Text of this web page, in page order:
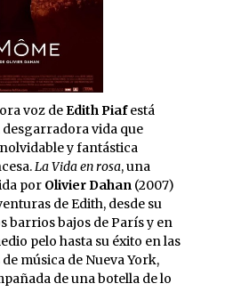
voz deEdith Piafestá
vida que
y fantástica
La Vida en rosa, una
por Olivier Dahan (2007)
de Edith, desde su
barrios bajos de París y en
pelo hasta su éxito en las
música de Nueva York,
de una botella de lo